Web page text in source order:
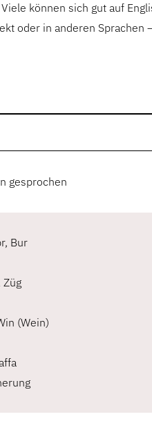
können sich gut auf
oder in anderen Sprachen
gesprochen
Bur
Züg
(Wein)